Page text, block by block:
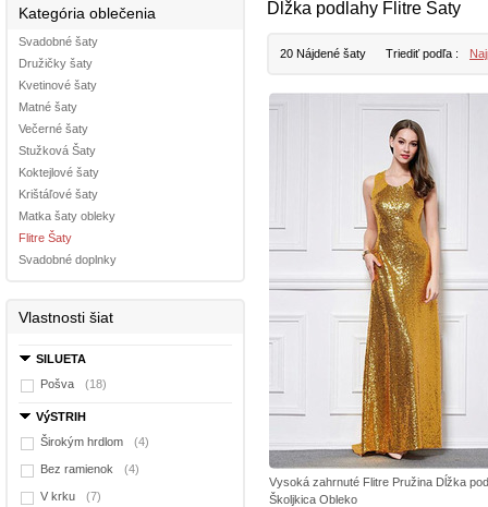
Kategória oblečenia
Svadobné šaty
Družičky šaty
Kvetinové šaty
Matné šaty
Večerné šaty
Stužková Šaty
Koktejlové šaty
Krištáľové šaty
Matka šaty obleky
Flitre Šaty
Svadobné doplnky
Vlastnosti šiat
SILUETA
Pošva
(18)
VýSTRIH
Širokým hrdlom
(4)
Bez ramienok (4)
V krku (7)
Dĺžka podlahy Flitre Šaty
20 Nájdené šaty Triediť podľa :
Vysoká zahrnuté Flitre Pružina Dĺžka
Školjkica Obleko